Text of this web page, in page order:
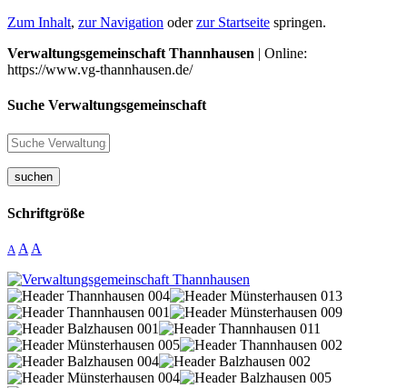
Zum Inhalt, zur Navigation oderzur Startseite springen.
Verwaltungsgemeinschaft Thannhausen | Online:
https://www.vg-thannhausen.de/
Suche Verwaltungsgemeinschaft
suchen
Schriftgröße
A A A